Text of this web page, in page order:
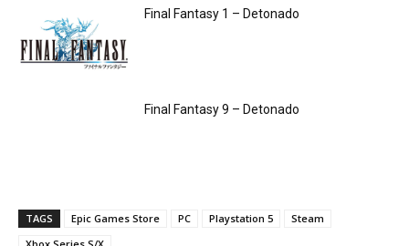
Final Fantasy 1 – Detonado
Final Fantasy 9 – Detonado
TAGS Epic Games Store PC Playstation 5
Steam